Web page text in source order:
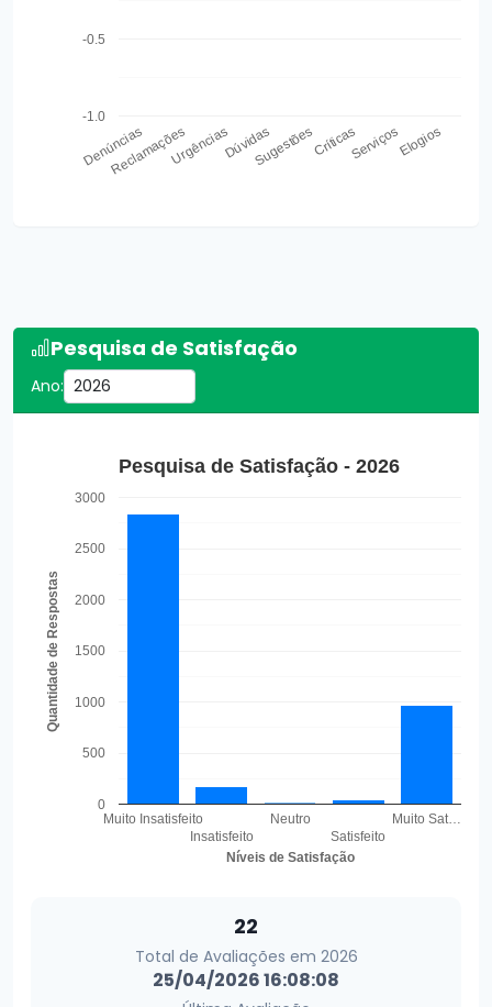
Denúncias
ReclamaçõesUrgênciasDúvidasSugestõesCríticasServiçosElogios
-1.0
-0.5
Pesquisa de Satisfação
Ano:
Pesquisa de Satisfação - 2026
Muito Insatisfeito
Insatisfeito
Neutro
Satisfeito
Muito Sat…
0
500
1000
1500
2000
2500
3000
Níveis de Satisfação
Quantidade de Respostas
22
Total de Avaliações em 2026
25/04/2026 16:08:08